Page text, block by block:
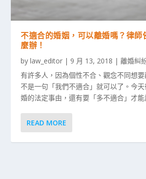
不適合的婚姻，可以離婚嗎？律師
麼辦！
bylaw_editor | 9 月 13, 2018 |離婚糾
有許多人，因為個性不合、觀念不同想
不是一句「我們不適合」就可以了。今
婚的法定事由，還有要「多不適合」才能
READ MORE